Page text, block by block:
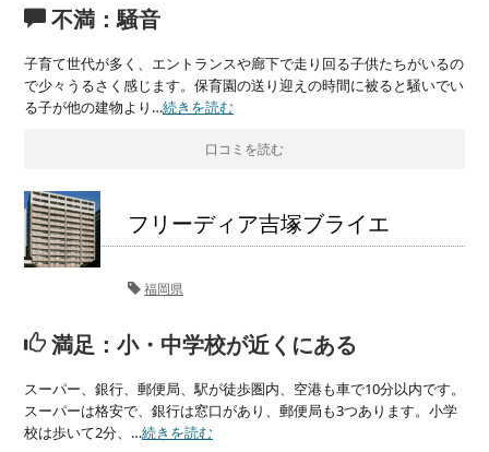
不満：騒音
子育て世代が多く、エントランスや廊下で走り回る子供たちがいるの
で少々うるさく感じます。保育園の送り迎えの時間に被ると騒いでい
る子が他の建物より…続きを読む
口コミを読む
フリーディア吉塚ブライエ
福岡県
満足：小・中学校が近くにある
スーパー、銀行、郵便局、駅が徒歩圏内、空港も車で10分以内です。
スーパーは格安で、銀行は窓口があり、郵便局も3つあります。小学
校は歩いて2分、…続きを読む